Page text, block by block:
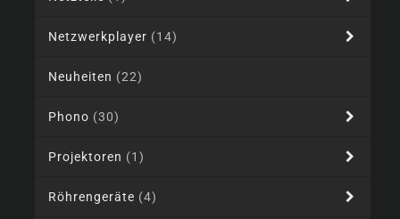
Netzwerkplayer (14)
Neuheiten (22)
Phono (30)
Projektoren (1)
Röhrengeräte (4)